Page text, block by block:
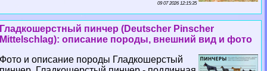
09 07 2026 12:15:35
Гладкошерстный пинчер (Deutscher Pinscher
Mittelschlag): описание породы, внешний вид и фото
Фото и описание породы Гладкошерстый